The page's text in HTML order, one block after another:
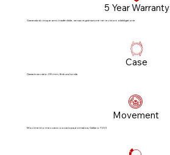
5 Year Warranty
Garanzia di cinque anni, trasferibile, senza registrazione né revisioni obbligatorie​
Case
Cassa in acciaio, 28 mm, finitura lucida
Movement
Movimento meccanico a carica automatica, Calibro T201